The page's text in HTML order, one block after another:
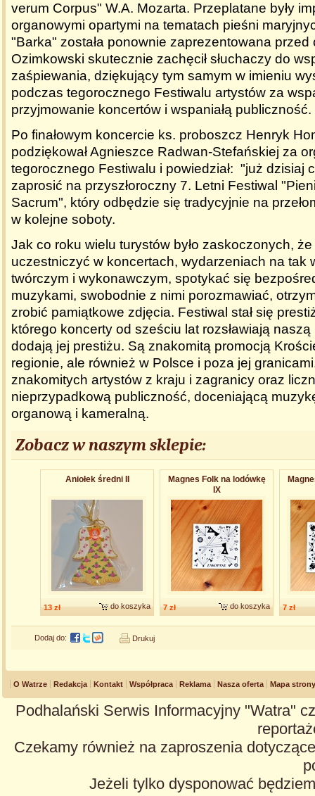
verum Corpus" W.A. Mozarta. Przeplatane były
organowymi opartymi na tematach pieśni
"Barka" została ponownie zaprezentowana przed
Ozimkowski skutecznie zachęcił słuchaczy do
zaśpiewania, dziękujący tym samym w imieniu
podczas tegorocznego Festiwalu artystów za
przyjmowanie koncertów i wspaniałą publiczność.
Po finałowym koncercie ks. proboszcz Henryk
podziękował Agnieszce Radwan-Stefańskiej za
tegorocznego Festiwalu i powiedział: "już dzisiaj
zaprosić na przyszłoroczny 7. Letni Festiwal
Sacrum", który odbędzie się tradycyjnie na
w kolejne soboty.
Jak co roku wielu turystów było zaskoczonych, że
uczestniczyć w koncertach, wydarzeniach na tak
twórczym i wykonawczym, spotykać się
muzykami, swobodnie z nimi porozmawiać,
zrobić pamiątkowe zdjęcia. Festiwal stał się
którego koncerty od sześciu lat rozsławiają
dodają jej prestiżu. Są znakomitą promocją
regionie, ale również w Polsce i poza jej
znakomitych artystów z kraju i zagranicy oraz
nieprzypadkową publiczność, doceniającą
organową i kameralną.
Zobacz w naszym sklepie:
Aniołek średni II
13 zł do koszyka
Magnes Folk na lodówkę
IX
7 zł do koszyka 7 zł
Dodaj do: Drukuj
O Watrze Redakcja Kontakt Współpraca Reklama Nasza oferta Mapa strony
Podhalański Serwis Informacyjny "Watra"
Czekamy również na zaproszenia
Jeżeli tylko dysponować